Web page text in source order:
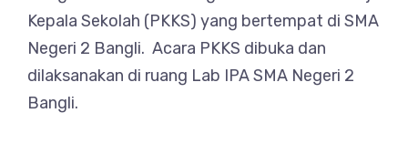
Kepala Sekolah (PKKS) yang bertempat di SMA
Negeri 2 Bangli. Acara PKKS dibuka dan
dilaksanakan di ruang Lab IPA SMA Negeri 2
Bangli.